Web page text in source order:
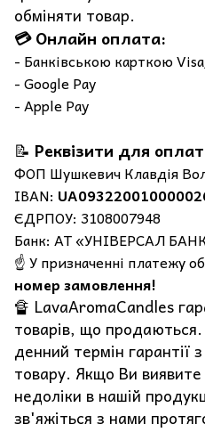
обміняти товар.
💳 Онлайн оплата:
- Банківською карткою
- Google Pay
- Apple Pay
📝 Реквізити для
ФОП Шушкевич Клавдія
IBAN:
ЄДРПОУ: 3108007948
Банк: АТ «УНІВЕРСАЛ
☝️ У призначенні платежу
номер замовлення!
🔏 LavaAromaCandles
товарів, що
денний термін гарантії
товару. Якщо Ви
недоліки в нашій
зв'яжіться з нами